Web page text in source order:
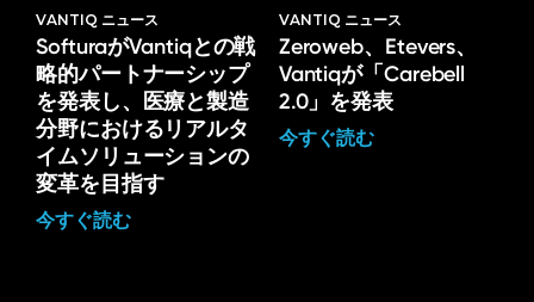
VANTIQ ニュース
SofturaがVantiqとの戦
略的パートナーシップ
を発表し、医療と製造
分野におけるリアルタ
イムソリューションの
変革を目指す
今すぐ読む
VANTIQ ニュース
Zeroweb、Etevers、
Vantiqが「Carebell
2.0」を発表
今すぐ読む